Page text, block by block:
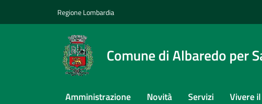
Regione Lombardia
Comune di Albaredo per
Amministrazione Novità Servizi Vivere